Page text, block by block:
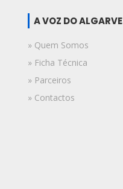
A VOZ DO ALGARVE
» Quem Somos
» Ficha Técnica
» Parceiros
» Contactos